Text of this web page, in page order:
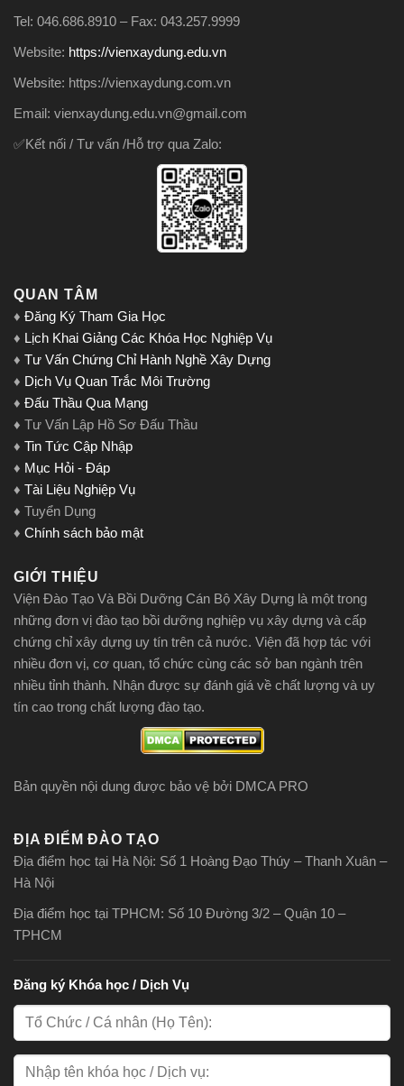
Tel: 046.686.8910 – Fax: 043.257.9999
Website: https://vienxaydung.edu.vn
Website: https://vienxaydung.com.vn
Email: vienxaydung.edu.vn@gmail.com
✅Kết nối / Tư vấn /Hỗ trợ qua Zalo:
QUAN TÂM
♦ Đăng Ký Tham Gia Học
♦ Lịch Khai Giảng Các Khóa Học Nghiệp Vụ
♦ Tư Vấn Chứng Chỉ Hành Nghề Xây Dựng
♦ Dịch Vụ Quan Trắc Môi Trường
♦ Đấu Thầu Qua Mạng
♦ Tư Vấn Lập Hồ Sơ Đấu Thầu
♦ Tin Tức Cập Nhập
♦ Mục Hỏi - Đáp
♦ Tài Liệu Nghiệp Vụ
♦ Tuyển Dụng
♦ Chính sách bảo mật
GIỚI THIỆU
Viện Đào Tạo Và Bồi Dưỡng Cán Bộ Xây Dựng là một trong
những đơn vị đào tạo bồi dưỡng nghiệp vụ xây dựng và cấp
chứng chỉ xây dựng uy tín trên cả nước. Viện đã hợp tác với
nhiều đơn vị, cơ quan, tổ chức cùng các sở ban ngành trên
nhiều tỉnh thành. Nhận được sự đánh giá về chất lượng và uy
tín cao trong chất lượng đào tạo.
Bản quyền nội dung được bảo vệ bởi DMCA PRO
ĐỊA ĐIỂM ĐÀO TẠO
Địa điểm học tại Hà Nội: Số 1 Hoàng Đạo Thúy – Thanh Xuân –
Hà Nội
Địa điểm học tại TPHCM: Số 10 Đường 3/2 – Quận 10 –
TPHCM
Đăng ký Khóa học / Dịch Vụ